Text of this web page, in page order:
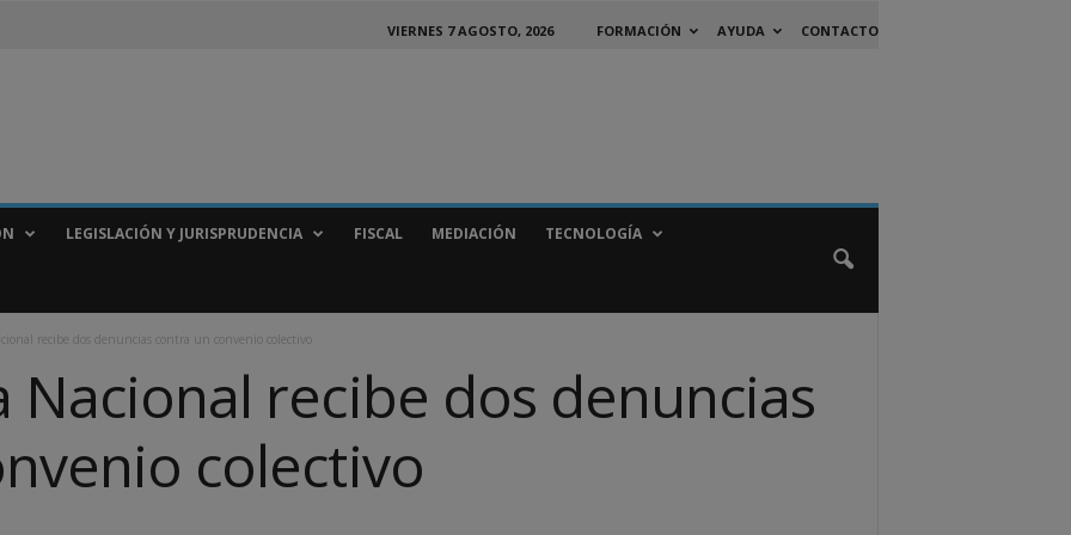
VIERNES 7 AGOSTO, 2026 FORMACIÓN AYUDA CONTACTO
LEGISLACIÓN Y JURISPRUDENCIA FISCAL MEDIACIÓN TECNOLOGÍA
recibe dos denuncias contra un convenio colectivo
Nacional recibe dos denuncias
colectivo